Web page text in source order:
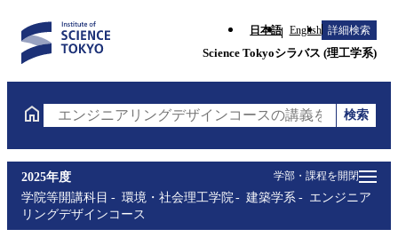
日本語 English 詳細検索
Science Tokyoシラバス (理工学系)
エンジニアリングデザインコースの講義を検索（講
検索
学部・課程を開閉
2025年度
学院等開講科目
環境・社会理工学院 建築学系
エンジニア
リングデザインコース